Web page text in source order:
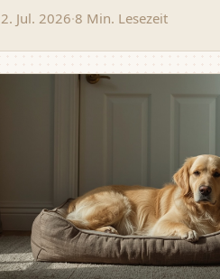
2. Jul. 2026·8 Min. Lesezeit